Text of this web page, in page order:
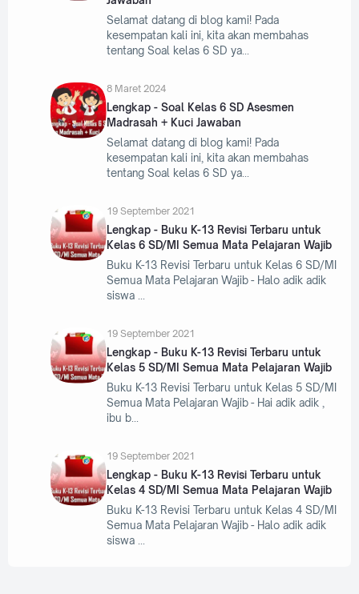
Selamat datang di blog kami! Pada
kesempatan kali ini, kita akan membahas
tentang Soal kelas 6 SD ya
8 Maret 2024
Lengkap - Soal Kelas 6 SD Asesmen
Madrasah + Kuci Jawaban
Selamat datang di blog kami! Pada
kesempatan kali ini, kita akan membahas
tentang Soal kelas 6 SD ya
19 September 2021
Lengkap - Buku K-13 Revisi Terbaru untuk
Kelas 6 SD/MI Semua Mata Pelajaran Wajib
Buku K-13 Revisi Terbaru untuk Kelas 6 SD/MI
Semua Mata Pelajaran Wajib - Halo adik adik
siswa
19 September 2021
Lengkap - Buku K-13 Revisi Terbaru untuk
Kelas 5 SD/MI Semua Mata Pelajaran Wajib
Buku K-13 Revisi Terbaru untuk Kelas 5 SD/MI
Semua Mata Pelajaran Wajib - Hai adik adik ,
ibu b
19 September 2021
Lengkap - Buku K-13 Revisi Terbaru untuk
Kelas 4 SD/MI Semua Mata Pelajaran Wajib
Buku K-13 Revisi Terbaru untuk Kelas 4 SD/MI
Semua Mata Pelajaran Wajib - Halo adik adik
siswa